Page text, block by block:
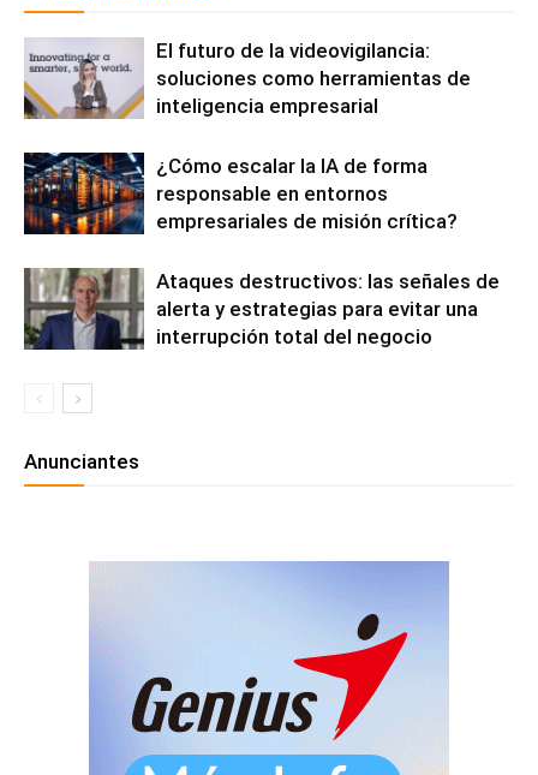
El futuro de la videovigilancia:
soluciones como herramientas de
inteligencia empresarial
¿Cómo escalar la IA de forma
responsable en entornos
empresariales de misión crítica?
Ataques destructivos: las señales de
alerta y estrategias para evitar una
interrupción total del negocio
Anunciantes